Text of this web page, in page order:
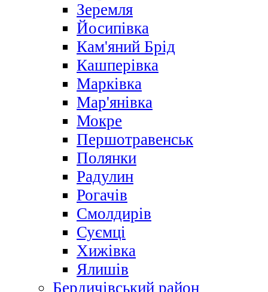
Зеремля
Йосипівка
Кам'яний Брід
Кашперівка
Марківка
Мар'янівка
Мокре
Першотравенськ
Полянки
Радулин
Рогачів
Смолдирів
Суємці
Хижівка
Ялишів
Бердичівський район